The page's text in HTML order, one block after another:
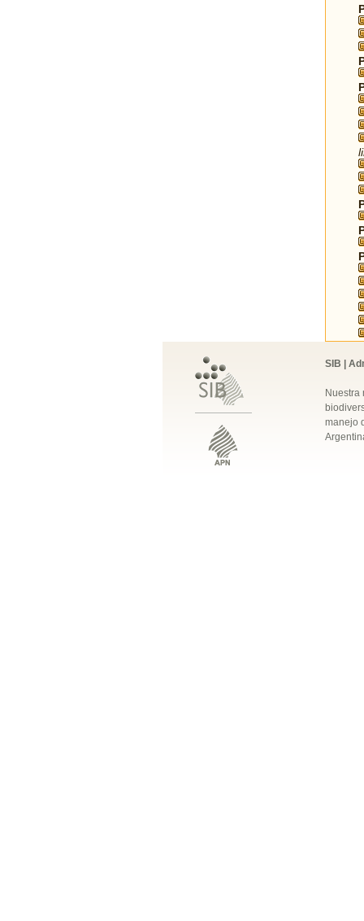
SIB |
Nuestra
manejo